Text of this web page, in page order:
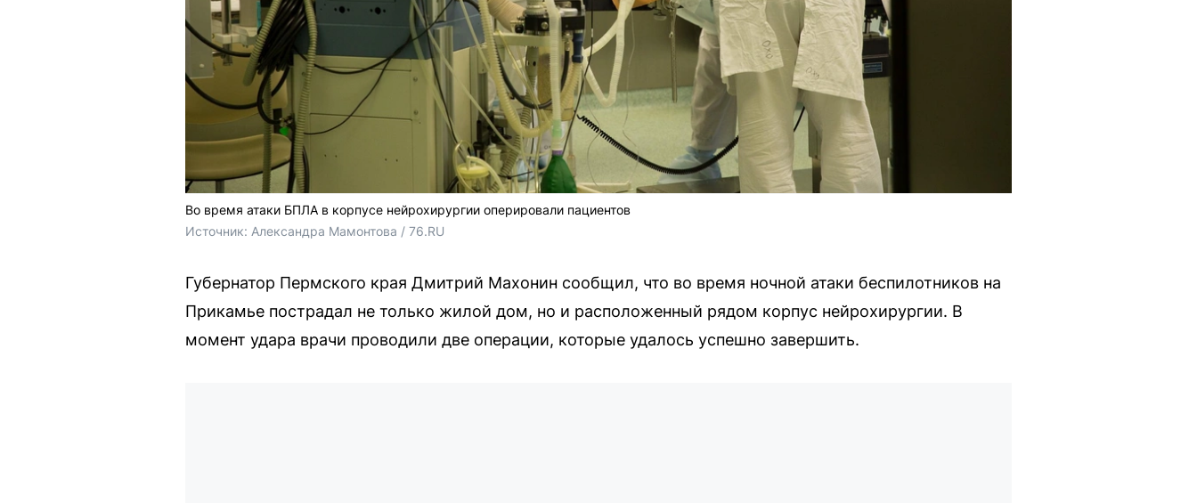
Во время атаки БПЛА в корпусе нейрохирургии оперировали пациентов
Источник: Александра Мамонтова / 76.RU
Губернатор Пермского края Дмитрий Махонин сообщил, что во время ночной атаки беспилотников на
Прикамье пострадал не только жилой дом, но и расположенный рядом корпус нейрохирургии. В
момент удара врачи проводили две операции, которые удалось успешно завершить.